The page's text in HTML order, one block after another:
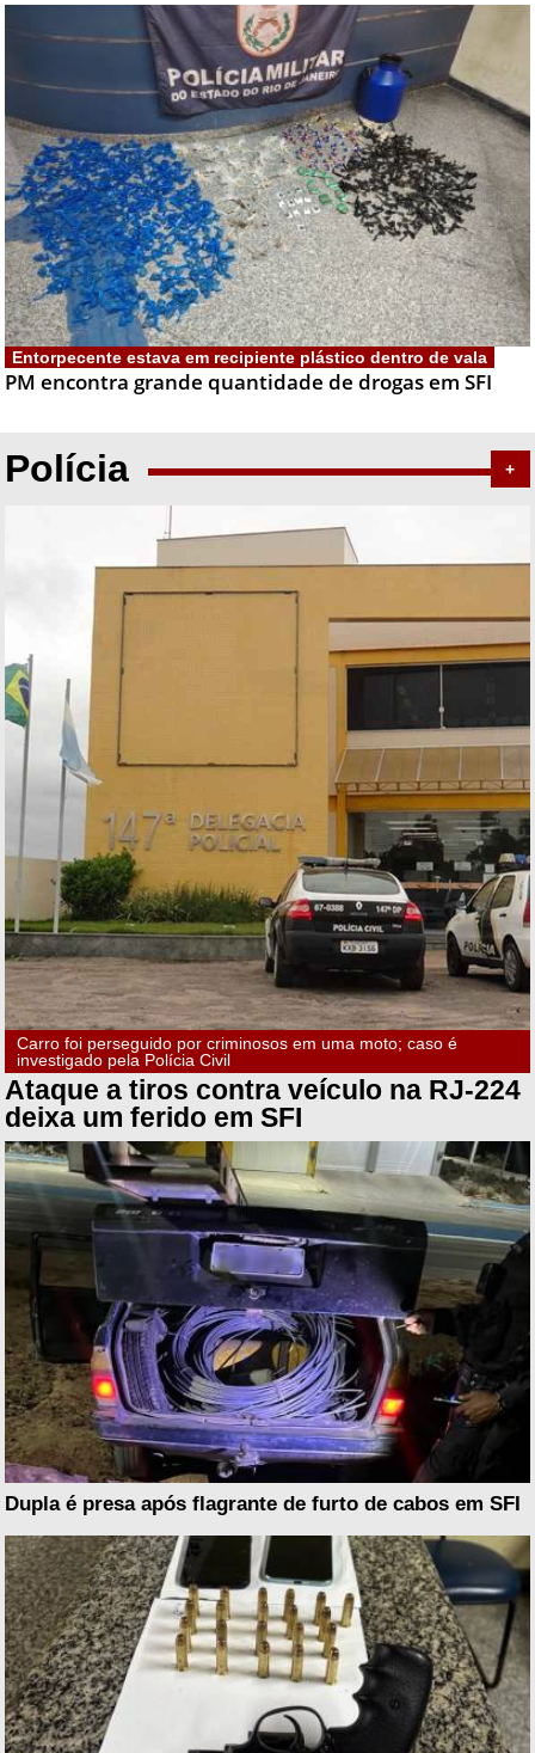
Entorpecente estava em recipiente plástico dentro de vala
PM encontra grande quantidade de drogas em SFI
Polícia +
Carro foi perseguido por criminosos em uma moto; caso é
investigado pela Polícia Civil
Ataque a tiros contra veículo na RJ-224
deixa um ferido em SFI
Dupla é presa após flagrante de furto de cabos em SFI